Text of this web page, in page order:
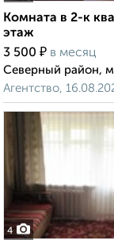
Комната в 2-к
этаж
3 500 ₽ в месяц
Северный район,
Агентство,
4